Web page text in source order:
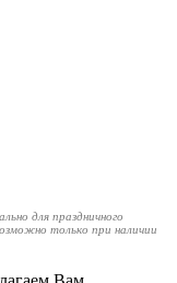
для праздничного
только при наличии